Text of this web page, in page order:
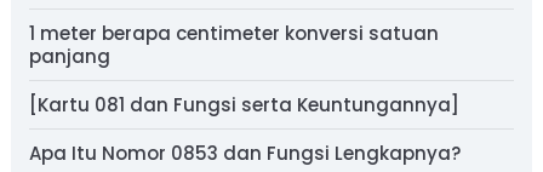
1 meter berapa centimeter konversi satuan
panjang
[Kartu 081 dan Fungsi serta Keuntungannya]
Apa Itu Nomor 0853 dan Fungsi Lengkapnya?